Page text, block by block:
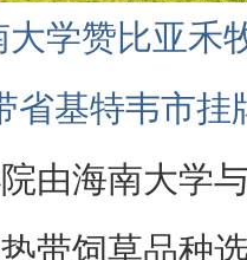
大学赞比亚禾
省基特韦市挂
由海南大学
带饲草品种